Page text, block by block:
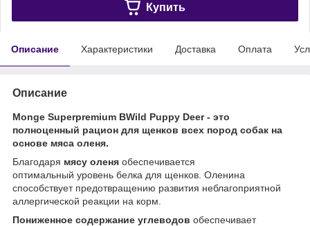
Купить
Описание Характеристики Доставка Оплата
Описание
Monge Superpremium BWild Puppy Deer - это
полноценный рацион для щенков всех пород собак на
основе мяса оленя.
Благодаря мясу оленя обеспечивается
оптимальный уровень белка для щенков. Оленина
способствует предотвращению развития неблагоприятной
аллергической реакции на корм.
Пониженное содержание углеводов обеспечивает